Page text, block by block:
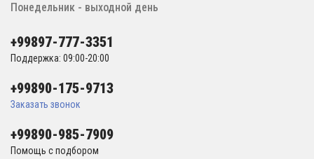
Понедельник - выходной день
+99897-777-3351
Поддержка: 09:00-20:00
+99890-175-9713
Заказать звонок
+99890-985-7909
Помощь с подбором